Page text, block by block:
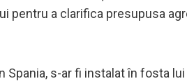
pentru a clarifica presupusa
s-ar fi instalat în fosta